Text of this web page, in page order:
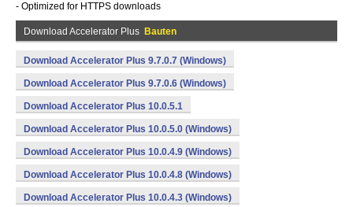
- Optimized for HTTPS downloads
Download Accelerator Plus Bauten
Download Accelerator Plus 9.7.0.7 (Windows)
Download Accelerator Plus 9.7.0.6 (Windows)
Download Accelerator Plus 10.0.5.1
Download Accelerator Plus 10.0.5.0 (Windows)
Download Accelerator Plus 10.0.4.9 (Windows)
Download Accelerator Plus 10.0.4.8 (Windows)
Download Accelerator Plus 10.0.4.3 (Windows)